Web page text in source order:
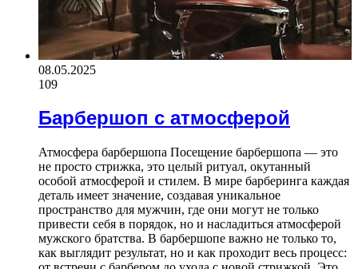
08.05.2025
109
Барбершоп с атмосферой
Атмосфера барбершопа Посещение барбершопа — это
не просто стрижка, это целый ритуал, окутанный
особой атмосферой и стилем. В мире барберинга каждая
деталь имеет значение, создавая уникальное
пространство для мужчин, где они могут не только
привести себя в порядок, но и насладиться атмосферой
мужского братства. В барбершопе важно не только то,
как выглядит результат, но и как проходит весь процесс: